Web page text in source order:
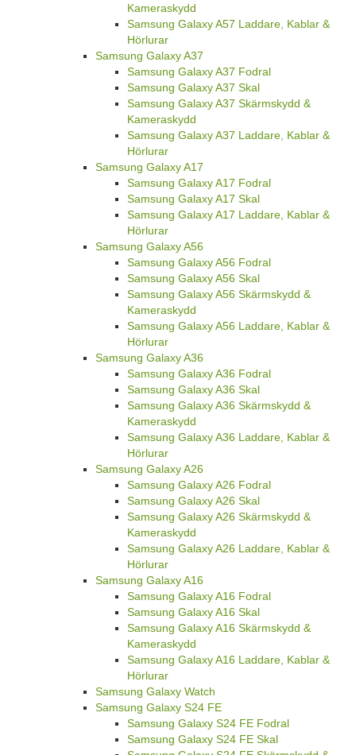
Kameraskydd
Samsung Galaxy A57 Laddare, Kablar &
Hörlurar
Samsung Galaxy A37
Samsung Galaxy A37 Fodral
Samsung Galaxy A37 Skal
Samsung Galaxy A37 Skärmskydd &
Kameraskydd
Samsung Galaxy A37 Laddare, Kablar &
Hörlurar
Samsung Galaxy A17
Samsung Galaxy A17 Fodral
Samsung Galaxy A17 Skal
Samsung Galaxy A17 Laddare, Kablar &
Hörlurar
Samsung Galaxy A56
Samsung Galaxy A56 Fodral
Samsung Galaxy A56 Skal
Samsung Galaxy A56 Skärmskydd &
Kameraskydd
Samsung Galaxy A56 Laddare, Kablar &
Hörlurar
Samsung Galaxy A36
Samsung Galaxy A36 Fodral
Samsung Galaxy A36 Skal
Samsung Galaxy A36 Skärmskydd &
Kameraskydd
Samsung Galaxy A36 Laddare, Kablar &
Hörlurar
Samsung Galaxy A26
Samsung Galaxy A26 Fodral
Samsung Galaxy A26 Skal
Samsung Galaxy A26 Skärmskydd &
Kameraskydd
Samsung Galaxy A26 Laddare, Kablar &
Hörlurar
Samsung Galaxy A16
Samsung Galaxy A16 Fodral
Samsung Galaxy A16 Skal
Samsung Galaxy A16 Skärmskydd &
Kameraskydd
Samsung Galaxy A16 Laddare, Kablar &
Hörlurar
Samsung Galaxy Watch
Samsung Galaxy S24 FE
Samsung Galaxy S24 FE Fodral
Samsung Galaxy S24 FE Skal